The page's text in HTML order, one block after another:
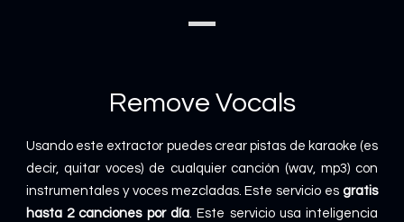
Remove Vocals
Usando este extractor puedes crear pistas de karaoke (es
decir, quitar voces) de cualquier canción (wav, mp3) con
instrumentales y voces mezcladas. Este servicio esgratis
hasta 2 canciones por día . Este servicio usa inteligencia